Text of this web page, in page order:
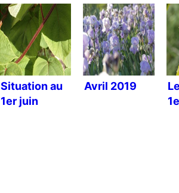
Situation au
1er juin
Avril 2019